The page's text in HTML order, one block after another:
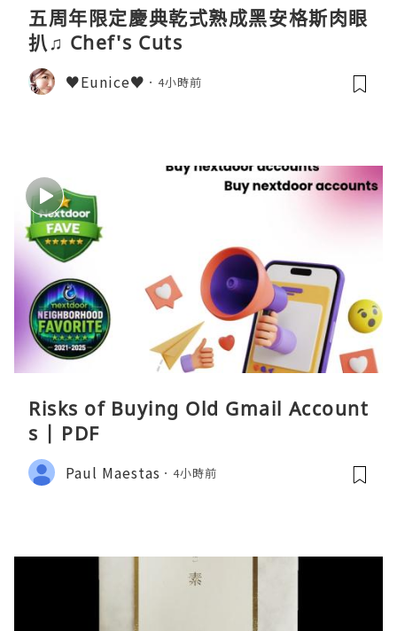
五周年限定慶典乾式熟成黑安格斯肉眼
扒♫ Chef's Cuts
♥Eunice♥ 4小時前
Risks of Buying Old Gmail Account
s | PDF
Paul Maestas 4小時前